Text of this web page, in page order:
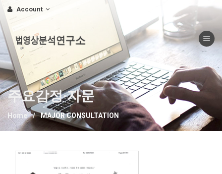
Account
Toggle
법영상분석연구소
주요감정·자문
Home MAJOR CONSULTATION